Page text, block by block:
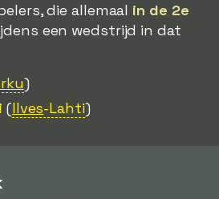
die allemaal in de 2e
een wedstrijd in dat
)
(Ilves-Lahti)